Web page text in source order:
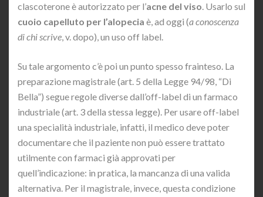
clascoterone è autorizzato per l’acne del viso. Usarlo sul
cuoio capelluto per l’alopecia è, ad oggi (a conoscenza
di chi scrive, v. dopo), un uso off label.
Su tale argomento c’è poi un punto spesso frainteso. La
preparazione magistrale (art. 5 della Legge 94/98, “Di
Bella”) segue regole diverse dall’off-label di un farmaco
industriale (art. 3 della stessa legge). Per usare off-label
una specialità industriale, infatti, il medico deve poter
documentare che il paziente non può essere trattato
utilmente con farmaci già approvati per
quell’indicazione: in pratica, la mancanza di una valida
alternativa. Per il magistrale, invece, questa condizione